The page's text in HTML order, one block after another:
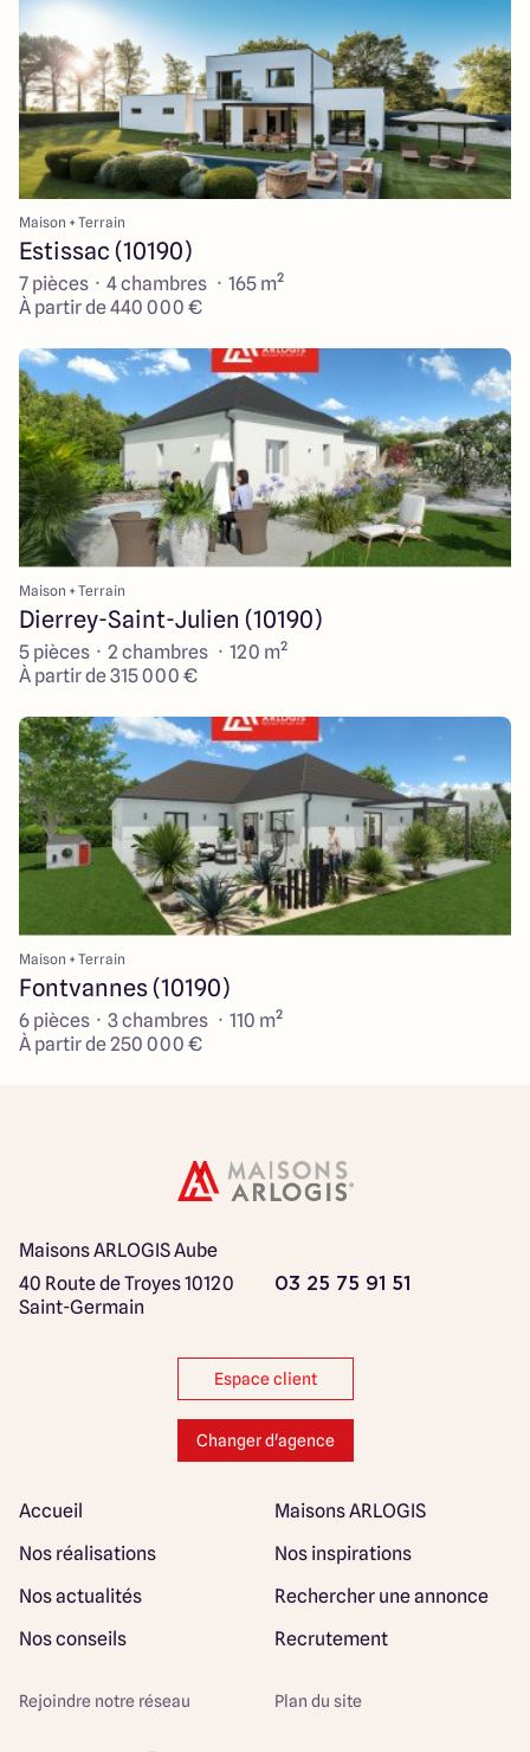
Maison + Terrain
Estissac (10190)
7 pièces · 4 chambres · 165 m²
À partir de 440 000 €
Maison + Terrain
Dierrey-Saint-Julien (10190)
5 pièces · 2 chambres · 120 m²
À partir de 315 000 €
Maison + Terrain
Fontvannes (10190)
6 pièces · 3 chambres · 110 m²
À partir de 250 000 €
Maisons ARLOGIS Aube
40 Route de Troyes10120
Saint-Germain
03 25 75 91 51
Espace client
Changer d'agence
Accueil
Maisons ARLOGIS
Nos réalisations
Nos inspirations
Nos actualités
Rechercher une annonce
Nos conseils
Recrutement
Rejoindre notre réseau Plan du site